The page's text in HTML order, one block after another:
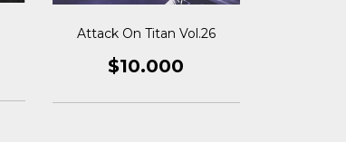
Attack On Titan Vol.26
$10.000